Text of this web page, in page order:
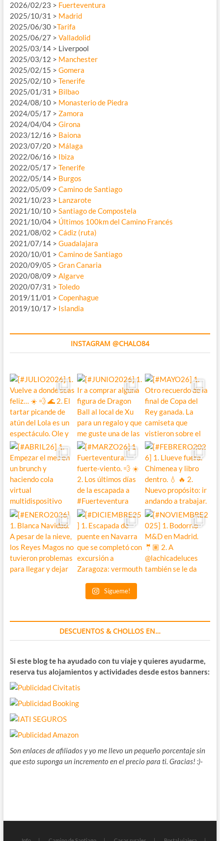
2026/02/23 > Fuerteventura
2025/10/31 > Madrid
2025/06/30 >Tarifa
2025/06/27 > Valladolid
2025/03/14 > Liverpool
2025/03/12 > Manchester
2025/02/15 > Gomera
2025/02/10 > Tenerife
2025/01/31 > Bilbao
2024/08/10 > Monasterio de Piedra
2024/05/17 > Zamora
2024/04/04 > Girona
2023/12/16 > Baiona
2023/07/20 > Málaga
2022/06/16 > Ibiza
2022/05/17 > Tenerife
2022/05/14 > Burgos
2022/05/09 > Camino de Santiago
2021/10/23 > Lanzarote
2021/10/10 > Santiago de Compostela
2021/10/04 > Últimos 100km del Camino Francés
2021/08/02 > Cádiz (ruta)
2021/07/14 > Guadalajara
2020/10/01 > Camino de Santiago
2020/09/05 > Gran Canaria
2020/08/09 > Algarve
2020/07/31 > Toledo
2019/11/01 > Copenhague
2019/10/17 > Islandia
INSTAGRAM @CHALO84
Sígueme!
DESCUENTOS & CHOLLOS EN…
Si este blog te ha ayudado con tu viaje y quieres ayudarme,
reserva tus alojamientos y actividades desde estos banners:
Son enlaces de afiliados y yo me llevo un pequeño porcentaje sin
que esto suponga un incremento en el precio para ti. Gracias! :)-